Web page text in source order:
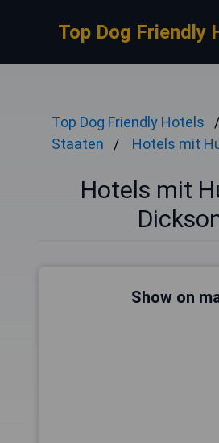
Top Dog Friendly
Top Dog Friendly Hotels
Staaten
Hotels mit
Hotels mit
Show on